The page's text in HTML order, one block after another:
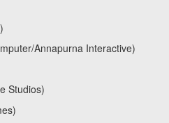
Annapurna Interactive)
Studios)